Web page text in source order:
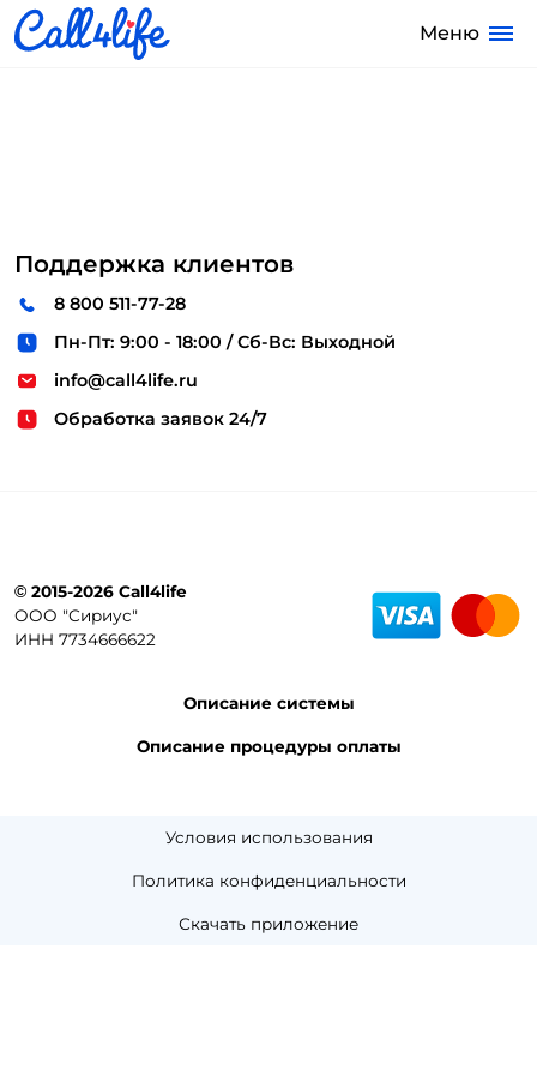
Меню
Поддержка клиентов
8 800 511-77-28
Пн-Пт: 9:00 - 18:00 / Сб-Вс: Выходной
info@call4life.ru
Обработка заявок 24/7
© 2015-2026 Call4life
ООО "Сириус"
ИНН 7734666622
Описание системы
Описание процедуры оплаты
Условия использования
Политика конфиденциальности
Скачать приложение